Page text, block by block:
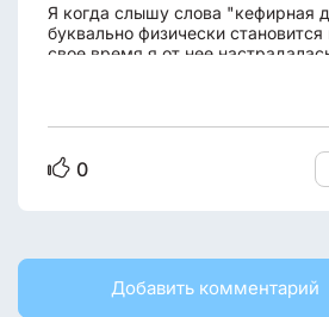
Я когда слышу слова "кефирная
буквально физически становится
свое время я от нее
кефир очень любила и в нашем
был всегда. Минимум стакан
0
Добавить комментарий